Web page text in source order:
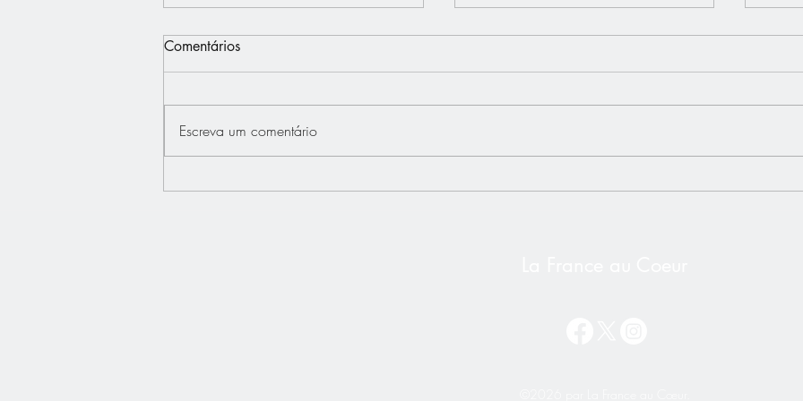
Interview - Français.Press -
L'impôt universel - Un risque
Comentários
Escreva um comentário